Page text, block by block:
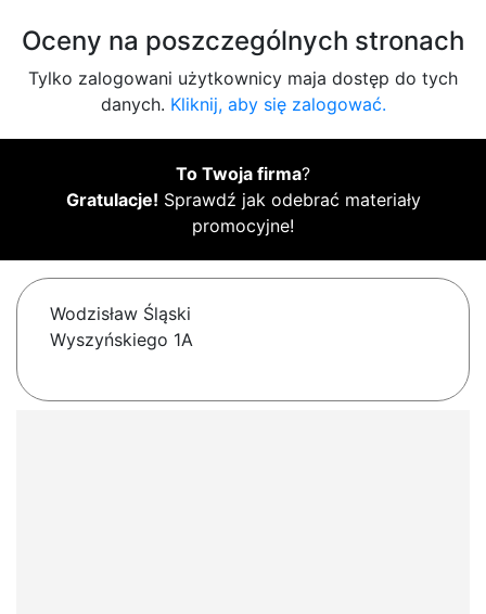
Oceny na poszczególnych stronach
Tylko zalogowani użytkownicy maja dostęp do tych
danych. Kliknij, aby się zalogować.
To Twoja firma?
Gratulacje! Sprawdź jak odebrać materiały
promocyjne!
Wodzisław Śląski
Wyszyńskiego 1A